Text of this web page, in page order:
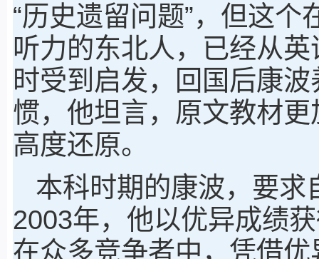
“历史遗留问题”，但这
听力的东北人，已经从
时受到启发，回国后康
惯，他坦言，原文教材
高度还原。
本科时期的康波，要求
2003年，他以优异成绩
在众多竞争者中，凭借